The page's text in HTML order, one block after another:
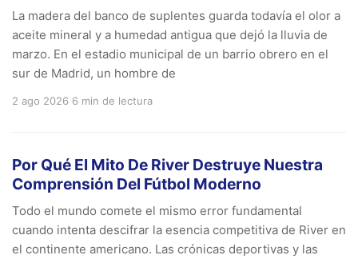
La madera del banco de suplentes guarda todavía el olor a
aceite mineral y a humedad antigua que dejó la lluvia de
marzo. En el estadio municipal de un barrio obrero en el
sur de Madrid, un hombre de
2 ago 2026 6 min de lectura
Por Qué El Mito De River Destruye Nuestra
Comprensión Del Fútbol Moderno
Todo el mundo comete el mismo error fundamental
cuando intenta descifrar la esencia competitiva de River en
el continente americano. Las crónicas deportivas y las